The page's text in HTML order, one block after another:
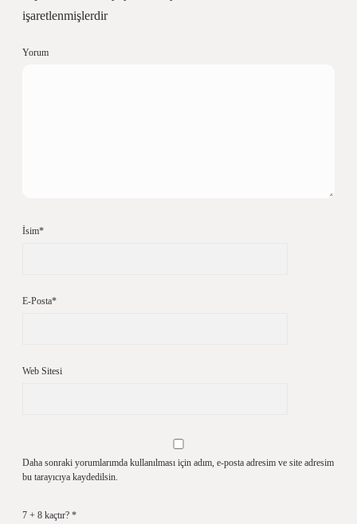
işaretlenmişlerdir
Yorum
İsim*
E-Posta*
Web Sitesi
Daha sonraki yorumlarımda kullanılması için adım, e-posta adresim ve site adresim
bu tarayıcıya kaydedilsin.
7 + 8 kaçtır? *